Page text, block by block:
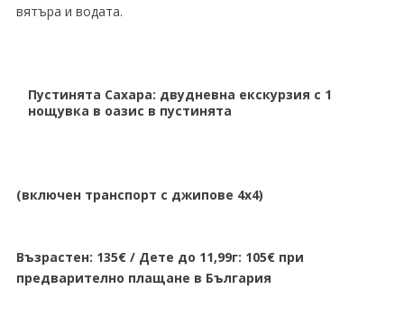
вятъра и водата.
Пустинята Сахара: двудневна екскурзия с 1
нощувка в оазис в пустинята
(включен транспорт с джипове 4x4)
Възрастен: 135€ / Дете до 11,99г: 105€ при
предварително плащане в България